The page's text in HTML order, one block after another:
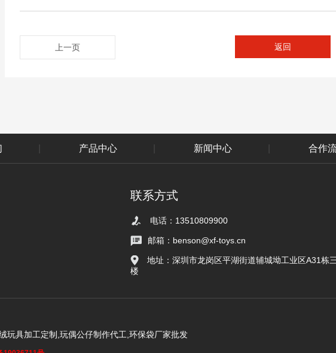
上一页 返回
产品中心 新闻中心 合作
联系方式
电话：13510809900
邮箱：benson@xf-toys.cn
地址：深圳市龙岗区平湖街道辅城坳工业区A31栋
楼
玩具加工定制,玩偶公仔制作代工,环保袋厂家批发